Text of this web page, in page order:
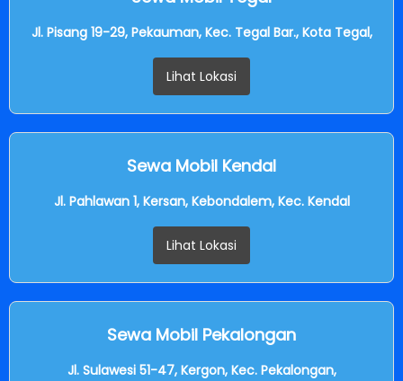
Jl. Pisang 19-29, Pekauman, Kec. Tegal Bar., Kota Tegal,
Lihat Lokasi
Sewa Mobil Kendal
Jl. Pahlawan 1, Kersan, Kebondalem, Kec. Kendal
Lihat Lokasi
Sewa Mobil Pekalongan
Jl. Sulawesi 51-47, Kergon, Kec. Pekalongan,